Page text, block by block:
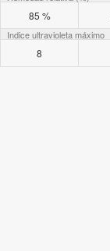
85 %
Indice ultravioleta máximo
8